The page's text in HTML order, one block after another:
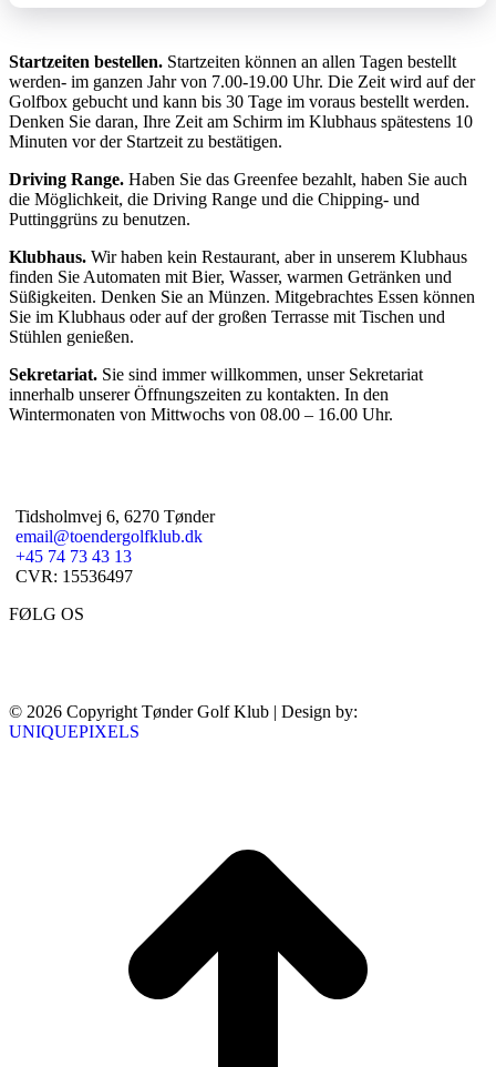
Startzeiten bestellen. Startzeiten können an allen Tagen bestellt
werden- im ganzen Jahr von 7.00-19.00 Uhr. Die Zeit wird auf der
Golfbox gebucht und kann bis 30 Tage im voraus bestellt werden.
Denken Sie daran, Ihre Zeit am Schirm im Klubhaus spätestens 10
Minuten vor der Startzeit zu bestätigen.
Driving Range. Haben Sie das Greenfee bezahlt, haben Sie auch
die Möglichkeit, die Driving Range und die Chipping- und
Puttinggrüns zu benutzen.
Klubhaus. Wir haben kein Restaurant, aber in unserem Klubhaus
finden Sie Automaten mit Bier, Wasser, warmen Getränken und
Süßigkeiten. Denken Sie an Münzen. Mitgebrachtes Essen können
Sie im Klubhaus oder auf der großen Terrasse mit Tischen und
Stühlen genießen.
Sekretariat. Sie sind immer willkommen, unser Sekretariat
innerhalb unserer Öffnungszeiten zu kontakten. In den
Wintermonaten von Mittwochs von 08.00 – 16.00 Uhr.
Tidsholmvej 6, 6270 Tønder
email@toendergolfklub.dk
+45 74 73 43 13
CVR: 15536497
FØLG OS
© 2026 Copyright Tønder Golf Klub | Design by:
UNIQUEPIXELS